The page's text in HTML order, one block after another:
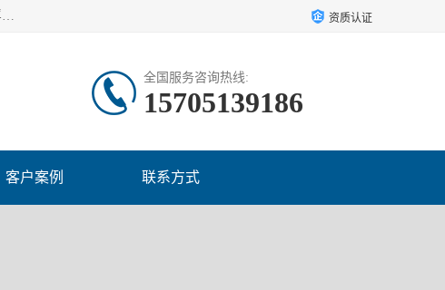
连云港爱德石化机械有限公司主要产品有：鹤管、旋转接头、密封圈、输油臂、储运定量装车系统及油气回收，组装式铝制内浮盘及油罐附件、钢结构栈桥/平台、活动梯、紧急脱离拉断阀等。完备的制造和检测手段以及高素质的员工确保了产品的质量。 资质认证
全国服务咨询热线:
15705139186
客户案例 联系方式